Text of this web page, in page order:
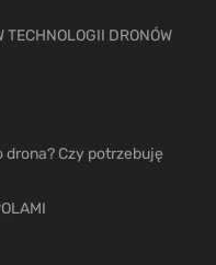
DRONÓW
drona? Czy potrzebuję